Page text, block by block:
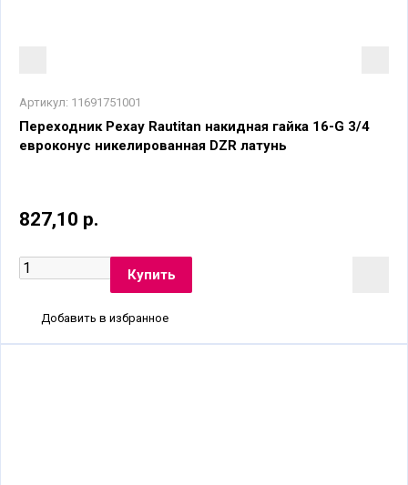
Артикул: 11691751001
Переходник Рехау Rautitan накидная гайка 16-G 3/4
евроконус никелированная DZR латунь
827,10 р.
Добавить в избранное